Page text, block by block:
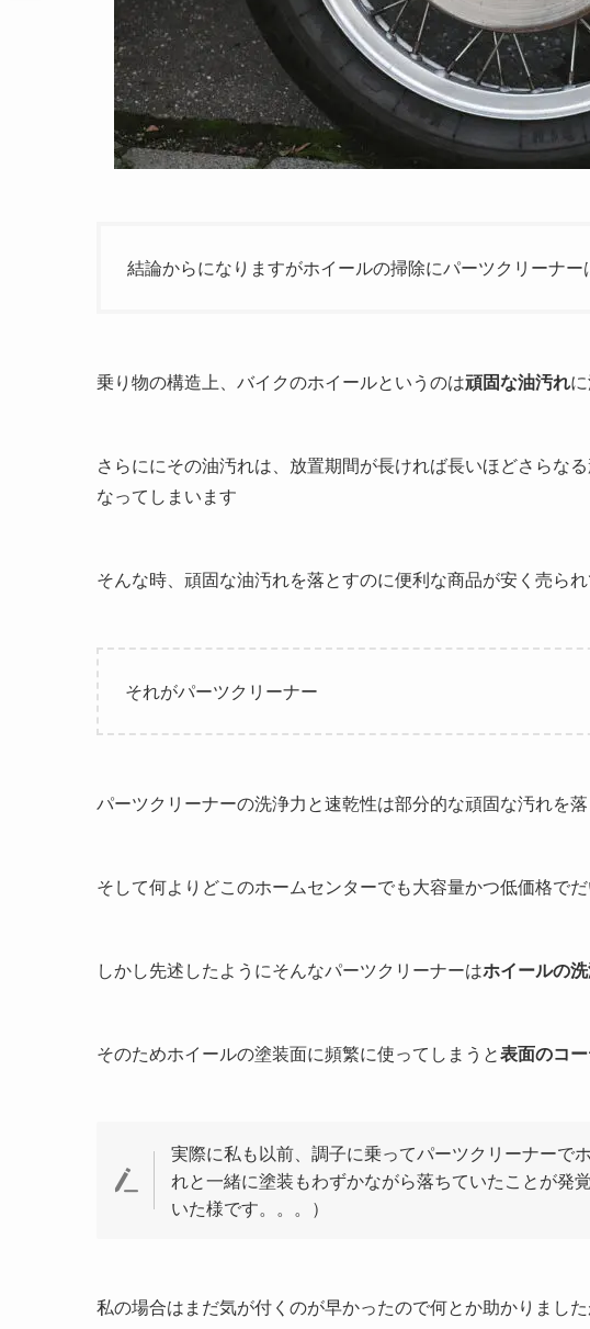
結論からになりますがホイールの掃除にパーツクリーナ
乗り物の構造上、バイクのホイールというのは頑固な油汚れ
さらににその油汚れは、放置期間が長ければ長いほどさらな
なってしまいます
そんな時、頑固な油汚れを落とすのに便利な商品が安く売ら
それがパーツクリーナー
パーツクリーナーの洗浄力と速乾性は部分的な頑固な汚れを
そして何よりどこのホームセンターでも大容量かつ低価格で
しかし先述したようにそんなパーツクリーナーはホイールの
そのためホイールの塗装面に頻繁に使ってしまうと表面のコ
実際に私も以前、調子に乗ってパーツクリーナーで
れと一緒に塗装もわずかながら落ちていたことが発
いた様です。。。）
私の場合はまだ気が付くのが早かったので何とか助かりまし